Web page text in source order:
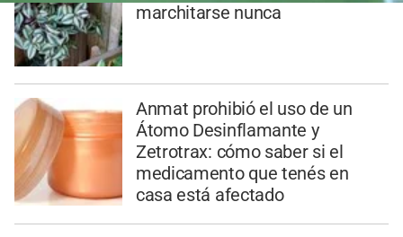
marchitarse nunca
Anmat prohibió el uso de un
Átomo Desinflamante y
Zetrotrax: cómo saber si el
medicamento que tenés en
casa está afectado